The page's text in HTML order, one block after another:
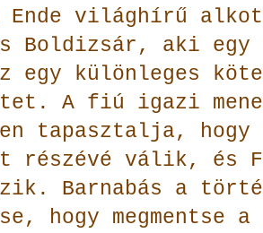
Ende világhírű
Boldizsár, aki egy
egy különleges
A fiú igazi
tapasztalja,
részévé válik, és
Barnabás a
hogy megmentse